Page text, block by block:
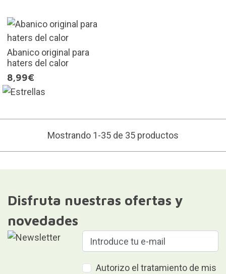
Abanico original para
haters del calor
8,99€
Mostrando 1-35 de 35 productos
Disfruta nuestras ofertas y
novedades
Autorizo el tratamiento de mis